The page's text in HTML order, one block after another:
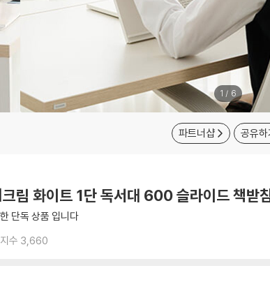
1 / 6
파트너샵 공유하
림 화이트 1단 독서대 600 슬라이드 책받
단독 상품 입니다
수 3,660